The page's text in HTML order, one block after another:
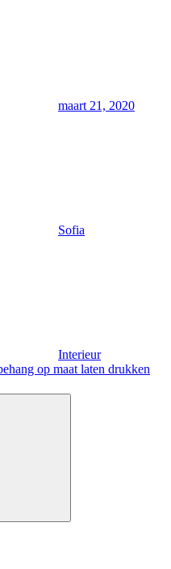
maart 21, 2020
Sofia
Interieur
op maat laten drukken